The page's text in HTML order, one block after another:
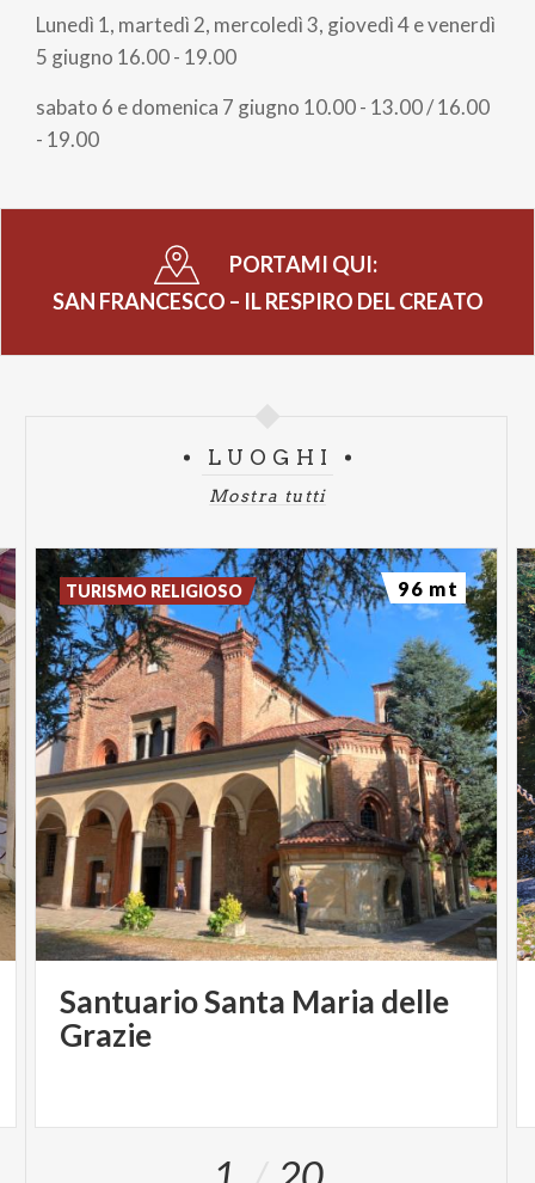
APPUNTAMENTI COLLATERALI
Domenica 31 maggio 17.15
A cura del dott. Luca Bertazzini
Maria Teresa Bolis
Sabato 6 giugno ore 16.30
"Il respiro e la voce"
Reading poetico
A cura dei Poeti del Cenacolo PAMB
Lunedì 1, martedì 2, mercoledì 3, giovedì 4 e venerdì
5 giugno 16.00 - 19.00
sabato 6 e domenica 7 giugno 10.00 - 13.00 / 16.00
- 19.00
PORTAMI QUI:
SAN FRANCESCO – IL RESPIRO DEL CREATO
LUOGHI
Mostra tutti
Santuario Santa Maria delle
Grazie
TURISMO RELIGIOSO 96 mt